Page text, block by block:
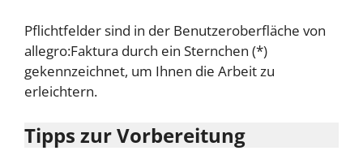
Pflichtfelder sind in der Benutzeroberfläche von
allegro:Faktura durch ein Sternchen (*)
gekennzeichnet, um Ihnen die Arbeit zu
erleichtern.
Tipps zur Vorbereitung